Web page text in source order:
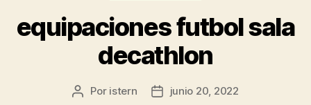
equipaciones futbol sala
decathlon
Autor
Por istern
Fechajunio 20, 2022